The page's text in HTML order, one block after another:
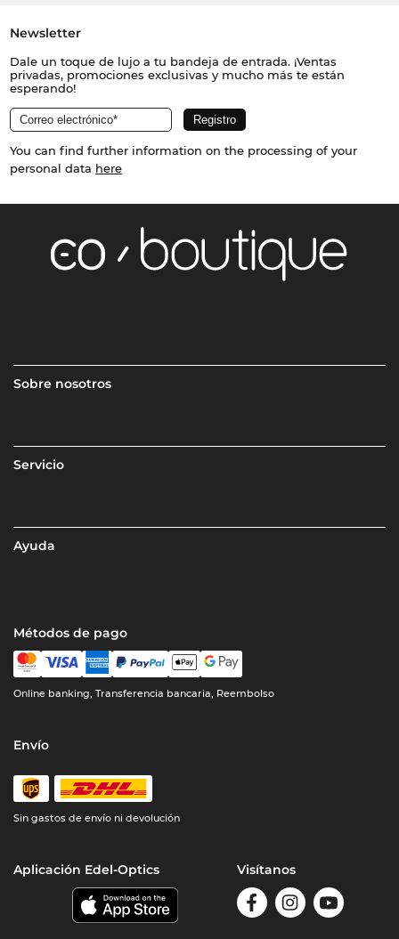
Newsletter
Dale un toque de lujo a tu bandeja de entrada. ¡Ventas
privadas, promociones exclusivas y mucho más te están
esperando!
You can find further information on the processing of your
personal data here
Sobre nosotros
Servicio
Ayuda
Métodos de pago
Online banking, Transferencia bancaria, Reembolso
Envío
Sin gastos de envío ni devolución
Aplicación Edel-Optics Visítanos